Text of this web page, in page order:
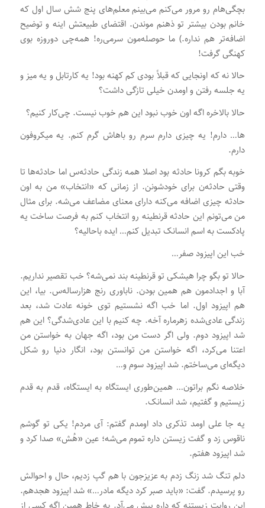
بچگی‌هام رو مرور می‌کنم می‌بینم معلم‌های پنج شش سال اول که
خانم بودن بیشتر تو ذهنم موندن. اقتضای طبیعتش اینه و توضیح
اضافه‌تر هم نداره.) ما حوصله‌مون سرمی‌ره! همه‌چی دوروزه بوی
کهنگی گرفت!
حالا نه که اونجایی که قبلاً بودی کم کهنه بود! یه کارتابل و یه میز و
یه جلسه رفتن و اومدن خیلی تازگی داشت؟
حالا بالاخره اگه اون خوب نبود این هم خوب نیست. چی‌کار کنیم؟
ها… دارم! یه چیزی دارم سرم رو باهاش گرم کنم. یه میکروفون
دارم.
خوبه بگم کرونا حادثه بود اصلا همه زندگی حادثه‌س اما حادثه‌ها تا
وقتی حادثه‌ن برای خودشونن. از زمانی که «انتخاب» من به اون
حادثه چیزی اضافه می‌کنه دارای معنای مضاعف می‌شه. برای مثال
من می‌تونم این حادثه قرنطینه رو انتخاب کنم به فرصت ساخت یه
پادکست به اسم انسانک تبدیل کنم… ایده باحالیه؟
خب این اپیزود صفر…
حالا تو بگو چرا هیشکی تو قرنطینه بند نمی‌شه؟ خب تقصیر نداریم.
آبا و اجدادمون هم همین بودن. ناباوری رنج هزارساله‌س. بیا، این
هم اپیزود اول. اما خب اگه نشستیم توی خونه عادت شد، بعد
زندگی عادی‌شده زهرماره آخه. چه کنیم با این عادی‌شدگی؟ این هم
شد اپیزود دوم. ولی اگر دست من بود، اگه جهان به خواستن من
اعتنا می‌کرد، اگه خواستن من توانستن بود، انگار دنیا رو شکل
دیگه‌ای می‌ساختم. شد اپیزود سوم و…
خلاصه نگم براتون… همین‌طوری ایستگاه به ایستگاه، قدم به قدم
زیستیم و گفتیم، شد انسانک.
یه جا علی اومد تذکری داد اومدم گفتم: آی مردم! یکی تو گوشم
ناقوس زد و گفت زیستن داره تموم می‌شه؛ عین «هُش» صدا کرد و
شد اپیزود هفتم.
دلم تنگ شد زنگ زدم به عزیزجون با هم گپ زدیم، حال و احوالش
رو پرسیدم. گفت: «باید صبر کرد دیگه مادر…» شد اپیزود هجدهم.